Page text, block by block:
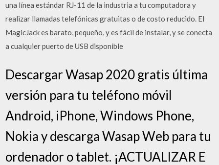
una línea estándar RJ-11 de la industria a tu computadora y
realizar llamadas telefónicas gratuitas o de costo reducido. El
MagicJack es barato, pequeño, y es fácil de instalar, y se conecta
a cualquier puerto de USB disponible
Descargar Wasap 2020 gratis última
versión para tu teléfono móvil
Android, iPhone, Windows Phone,
Nokia y descarga Wasap Web para tu
ordenador o tablet. ¡ACTUALIZAR E